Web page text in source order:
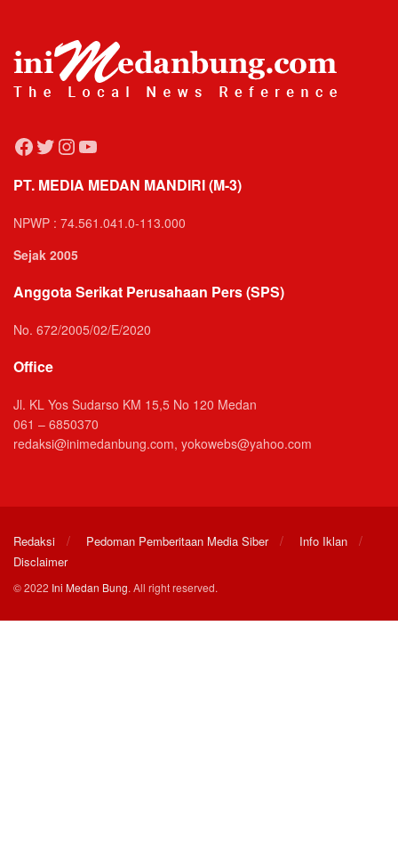
Facebook
Twitter
Instagram
YouTube
PT. MEDIA MEDAN MANDIRI (M-3)
NPWP : 74.561.041.0-113.000
Sejak 2005
Anggota Serikat Perusahaan Pers (SPS)
No. 672/2005/02/E/2020
Office
Jl. KL Yos Sudarso KM 15,5 No 120 Medan
061 – 6850370
redaksi@inimedanbung.com, yokowebs@yahoo.com
Redaksi Pedoman Pemberitaan Media Siber
Info Iklan
Disclaimer
© 2022 Ini Medan Bung. All right reserved.